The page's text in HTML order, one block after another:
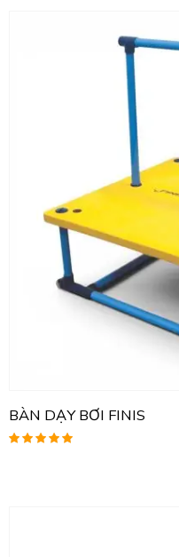
BÀN DẠY BƠI FINIS